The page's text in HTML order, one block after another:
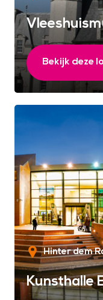
Bekijk deze
Hinter dem
Kunsthalle